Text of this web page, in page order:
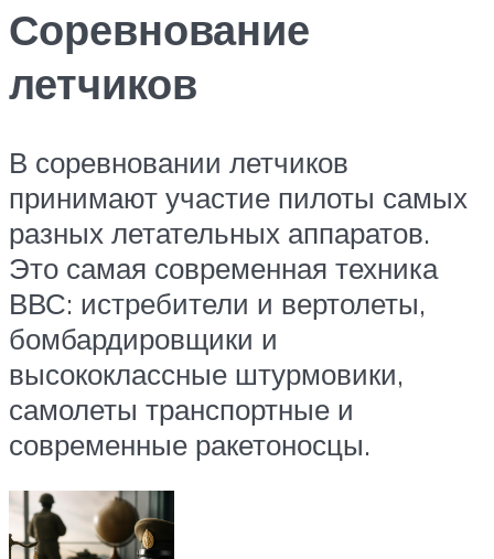
Соревнование
летчиков
В соревновании летчиков
принимают участие пилоты самых
разных летательных аппаратов.
Это самая современная техника
ВВС: истребители и вертолеты,
бомбардировщики и
высококлассные штурмовики,
самолеты транспортные и
современные ракетоносцы.